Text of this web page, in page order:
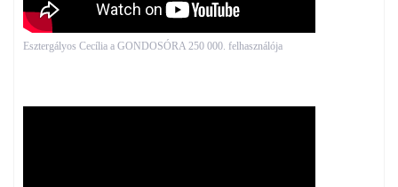
Esztergályos Cecília a GONDOSÓRA 250 000. felhasználója